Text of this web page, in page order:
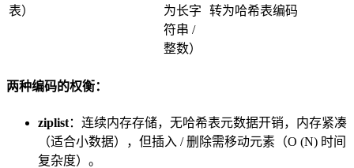
表）
为长字
符串 /
整数）
转为哈希表编码
两种编码的权衡：
ziplist：连续内存存储，无哈希表元数据开销，内存紧凑
（适合小数据），但插入 / 删除需移动元素（O (N) 时间
复杂度）。